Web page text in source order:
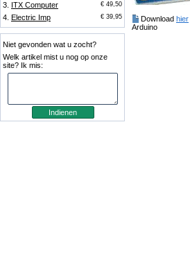
3. ITX Computer € 49,50
4. Electric Imp € 39,95
Niet gevonden wat u zocht?
Welk artikel mist u nog op onze
site? Ik mis:
Download hier
Arduino